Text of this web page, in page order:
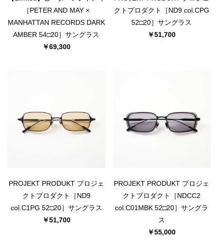
［PETER AND MAY ×
MANHATTAN RECORDS DARK
AMBER 54□20］サングラス
￥69,300
クトプロダクト［ND9 col.CPG
52□20］サングラス
￥51,700
PROJEKT PRODUKT プロジェ
クトプロダクト［ND9
col.C1PG 52□20］サングラス
￥51,700
PROJEKT PRODUKT プロジェ
クトプロダクト［NDCC2
col.C01MBK 52□20］サングラ
ス
￥55,000